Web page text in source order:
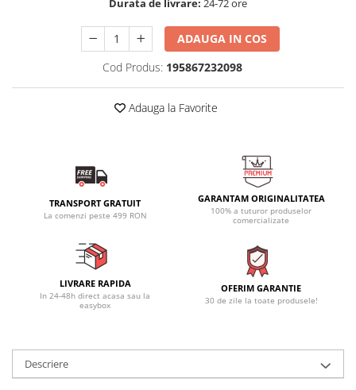
Durata de livrare: 24-72 ore
ADAUGA IN COS
Cod Produs: 195867232098
Adauga la Favorite
TRANSPORT GRATUIT
La comenzi peste 499 RON
GARANTAM ORIGINALITATEA
100% a tuturor produselor
comercializate
LIVRARE RAPIDA
In 24-48h direct acasa sau la
easybox
OFERIM GARANTIE
30 de zile la toate produsele!
Descriere